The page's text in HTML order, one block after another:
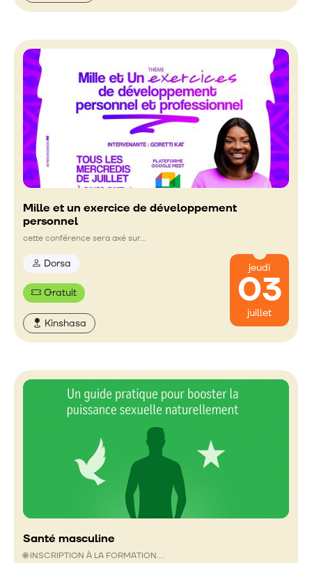
Mille et un exercice de développement
personnel
cette conférence sera axé sur…
Dorsa
Gratuit
Kinshasa
jeudi
03
juillet
Santé masculine
🌐 INSCRIPTION À LA FORMATION.…